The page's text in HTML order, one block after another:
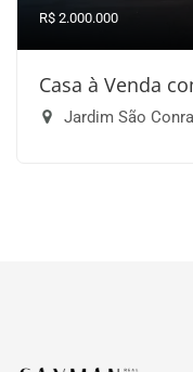
R$ 2.000.000
Casa à Venda
Jardim São